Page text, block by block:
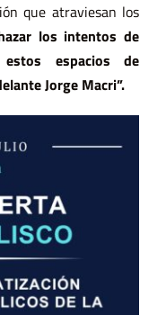
que atraviesan los
los intentos de
espacios de
Jorge Macri”.